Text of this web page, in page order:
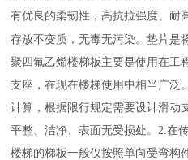
有优良的柔韧性，高抗拉强度、耐
存放不变质，无毒无污染。垫片是
聚四氟乙烯楼梯板主要是使用在工
支座，在现在楼梯使用中相当广泛
计算，根据限行规定需要设计滑
平整、洁净、表面无受损处。2.在
楼梯的梯板一般仅按照单向受弯构